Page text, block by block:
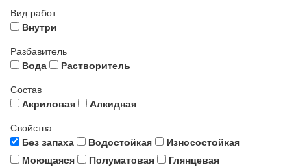
Вид работ
Внутри
Разбавитель
Вода
Растворитель
Состав
Акриловая
Алкидная
Свойства
Без запаха
Водостойкая
Износостойкая
Моющаяся
Полуматовая
Глянцевая